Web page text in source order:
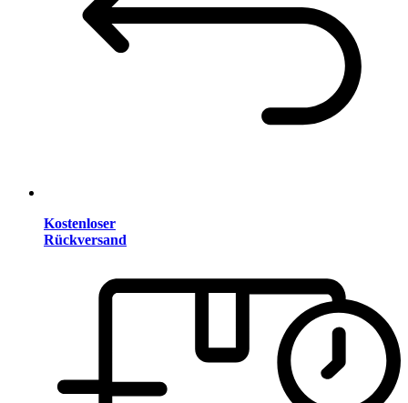
Kostenloser
Rückversand